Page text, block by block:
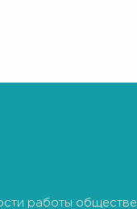
работы